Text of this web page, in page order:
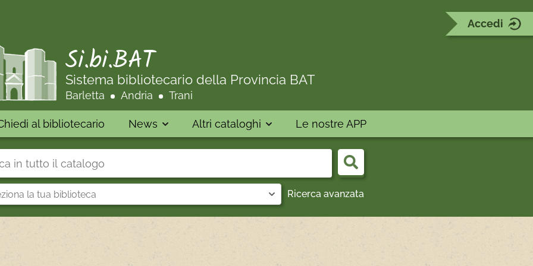
Accedi
Si.bi.BAT
Sistema bibliotecario della Provincia BAT
Barletta Andria Trani
al bibliotecario News Altri cataloghi Le nostre APP
"Catalogo"
Cerca
Ricerca avanzata